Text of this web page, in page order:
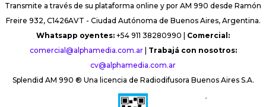
Transmite a través de su plataforma online y por AM 990 desde Ramón
Freire 932, C1426AVT - Ciudad Autónoma de Buenos Aires, Argentina.
Whatsapp oyentes: +54 911 38280990 | Comercial:
comercial@alphamedia.com.ar| Trabajá con nosotros:
cv@alphamedia.com.ar
Splendid AM 990 ® Una licencia de Radiodifusora Buenos Aires S.A.
´